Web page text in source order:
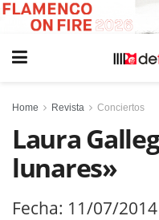
Home Revista Conciertos
Laura
lunares»
Fecha: 11/07/2014